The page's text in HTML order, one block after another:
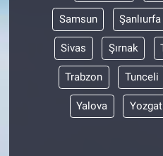
Samsun Şanlıurfa
Sivas Şırnak
Trabzon Tunceli
Yalova Yozgat